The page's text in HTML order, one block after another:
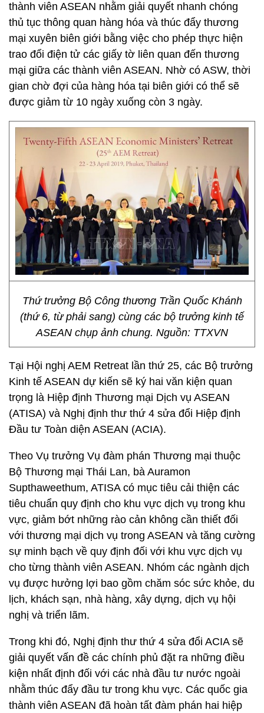
thành viên ASEAN nhằm giải quyết nhanh chóng
thủ tục thông quan hàng hóa và thúc đẩy thương
mại xuyên biên giới bằng việc cho phép thực hiện
trao đổi điện tử các giấy tờ liên quan đến thương
mại giữa các thành viên ASEAN. Nhờ có ASW, thời
gian chờ đợi của hàng hóa tại biên giới có thể sẽ
được giảm từ 10 ngày xuống còn 3 ngày.
Thứ trưởng Bộ Công thương Trần Quốc Khánh
(thứ 6, từ phải sang) cùng các bộ trưởng kinh tế
ASEAN chụp ảnh chung. Nguồn: TTXVN
Tại Hội nghị AEM Retreat lần thứ 25, các Bộ trưởng
Kinh tế ASEAN dự kiến sẽ ký hai văn kiện quan
trọng là Hiệp định Thương mại Dịch vụ ASEAN
(ATISA) và Nghị định thư thứ 4 sửa đổi Hiệp định
Đầu tư Toàn diện ASEAN (ACIA).
Theo Vụ trưởng Vụ đàm phán Thương mại thuộc
Bộ Thương mại Thái Lan, bà Auramon
Supthaweethum, ATISA có mục tiêu cải thiện các
tiêu chuẩn quy định cho khu vực dịch vụ trong khu
vực, giảm bớt những rào cản không cần thiết đối
với thương mại dịch vụ trong ASEAN và tăng cường
sự minh bạch về quy định đối với khu vực dịch vụ
cho từng thành viên ASEAN. Nhóm các ngành dịch
vụ được hưởng lợi bao gồm chăm sóc sức khỏe, du
lịch, khách sạn, nhà hàng, xây dựng, dịch vụ hội
nghị và triển lãm.
Trong khi đó, Nghị định thư thứ 4 sửa đổi ACIA sẽ
giải quyết vấn đề các chính phủ đặt ra những điều
kiện nhất định đối với các nhà đầu tư nước ngoài
nhằm thúc đẩy đầu tư trong khu vực. Các quốc gia
thành viên ASEAN đã hoàn tất đàm phán hai hiệp